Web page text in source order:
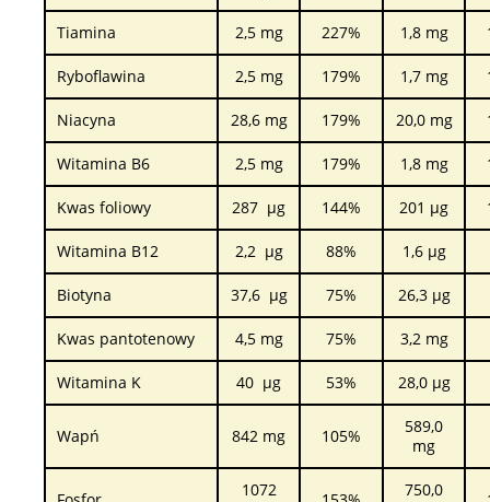
Tiamina 2,5 mg 227% 1,8 mg
Ryboflawina 2,5 mg 179% 1,7 mg
Niacyna 28,6 mg 179% 20,0 mg
Witamina B6 2,5 mg 179% 1,8 mg
Kwas foliowy 287 µg 144% 201 µg
Witamina B12 2,2 µg 88% 1,6 µg
Biotyna 37,6 µg 75% 26,3 µg
Kwas pantotenowy 4,5 mg 75% 3,2 mg
Witamina K 40 µg 53% 28,0 µg
Wapń 842 mg 105%
589,0
mg
1072
750,0